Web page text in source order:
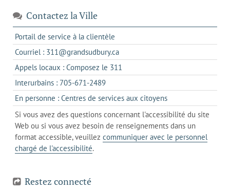
Contactez la Ville
Portail de service à la clientèle
dans
un
nouvel
Courriel : 311@grandsudbury.cas'ouvre
dans
votre
de
messagerie
Appels locaux : Composez le 311
dans
un
client
de
votre
téléphone
Interurbains : 705-671-2489s'ouvre
dans
un
client
de
votre
En personne : Centres de services aux citoyenss'ouvre
dans
l'onglet
actuel
Si vous avez des questions concernant l'accessibilité du site
Web ou si vous avez besoin de renseignements dans un
format accessible, veuillez communiquer avec le personnel
chargé de l'accessibilité.
Restez connecté